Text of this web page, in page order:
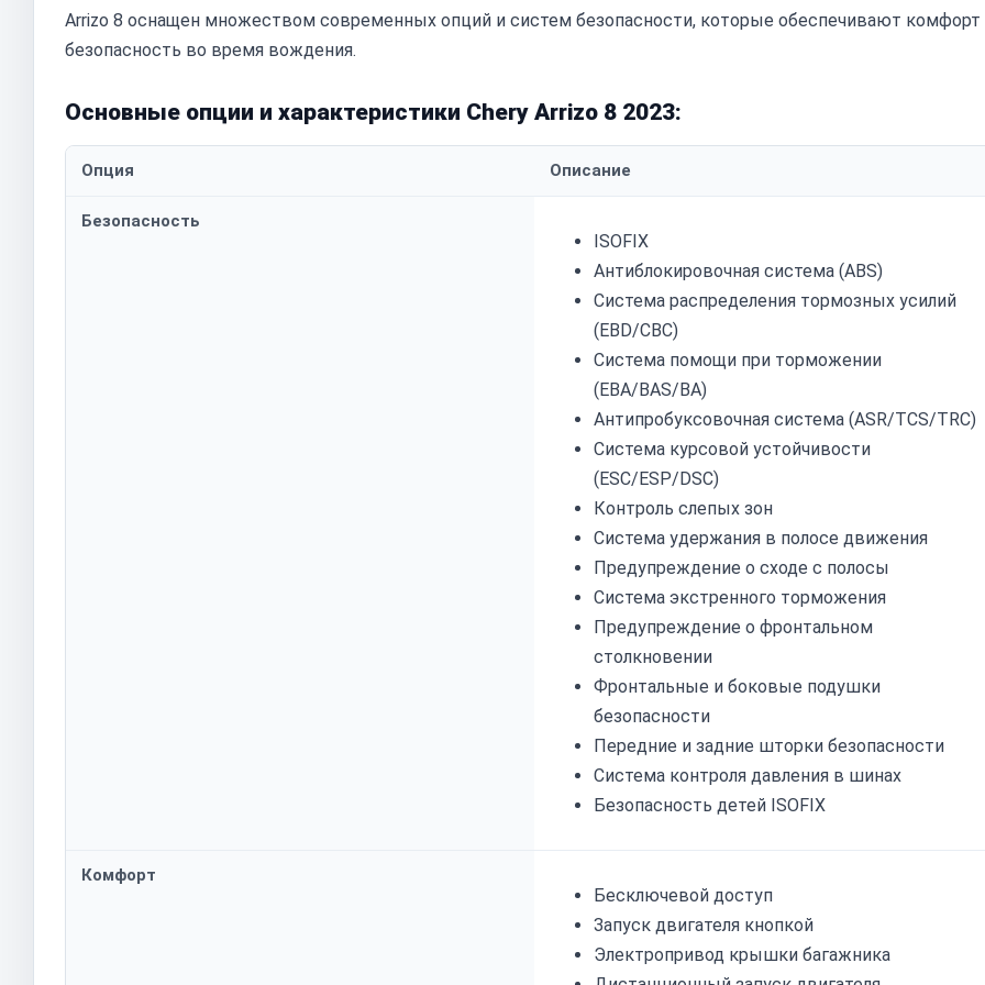
Arrizo 8 оснащен множеством современных опций и систем безопасности, которые обеспечивают комфорт
безопасность во время вождения.
Основные опции и характеристики Chery Arrizo 8 2023:
Опция Описание
Безопасность
ISOFIX
Антиблокировочная система (ABS)
Система распределения тормозных усилий
(EBD/CBC)
Система помощи при торможении
(EBA/BAS/BA)
Антипробуксовочная система (ASR/TCS/TRC)
Система курсовой устойчивости
(ESC/ESP/DSC)
Контроль слепых зон
Система удержания в полосе движения
Предупреждение о сходе с полосы
Система экстренного торможения
Предупреждение о фронтальном
столкновении
Фронтальные и боковые подушки
безопасности
Передние и задние шторки безопасности
Система контроля давления в шинах
Безопасность детей ISOFIX
Комфорт
Бесключевой доступ
Запуск двигателя кнопкой
Электропривод крышки багажника